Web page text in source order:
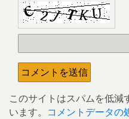
このサイトはスパムを低
います。 コメントデータの